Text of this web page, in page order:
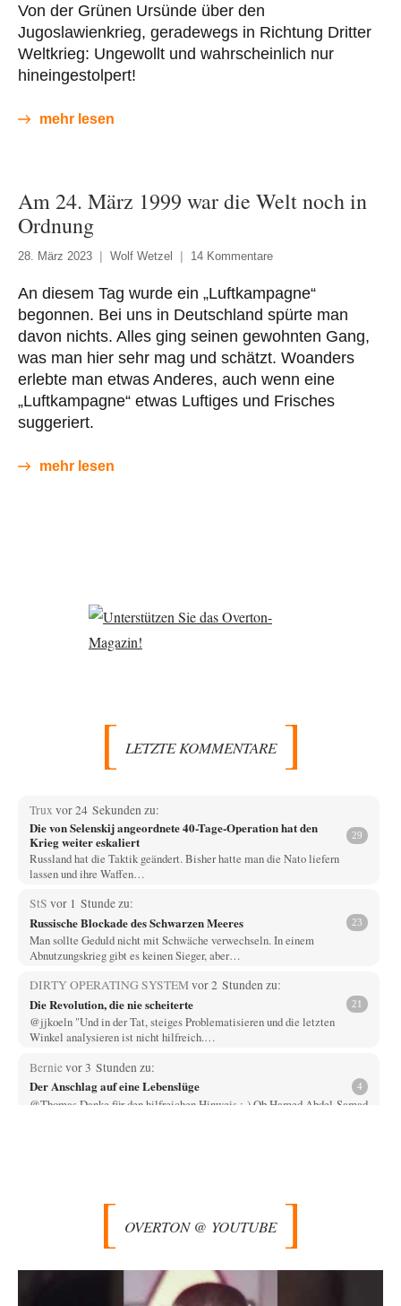
Von der Grünen Ursünde über den
Jugoslawienkrieg, geradewegs in Richtung Dritter
Weltkrieg: Ungewollt und wahrscheinlich nur
hineingestolpert!
mehr lesen
Am 24. März 1999 war die Welt noch in
Ordnung
28. März 2023 Wolf Wetzel 14 Kommentare
An diesem Tag wurde ein „Luftkampagne“
begonnen. Bei uns in Deutschland spürte man
davon nichts. Alles ging seinen gewohnten Gang,
was man hier sehr mag und schätzt. Woanders
erlebte man etwas Anderes, auch wenn eine
„Luftkampagne“ etwas Luftiges und Frisches
suggeriert.
mehr lesen
LETZTE KOMMENTARE
Trux vor 24 Sekunden zu:
Die von Selenskij angeordnete 40-Tage-Operation hat den
Krieg weiter eskaliert
29
Russland hat die Taktik geändert. Bisher hatte man die Nato liefern
lassen und ihre Waffen…
StS vor 1 Stunde zu:
Russische Blockade des Schwarzen Meeres 23
Man sollte Geduld nicht mit Schwäche verwechseln. In einem
Abnutzungskrieg gibt es keinen Sieger, aber…
DIRTY OPERATING SYSTEMvor 2 Stunden zu:
Die Revolution, die nie scheiterte 21
@jjkoeln "Und in der Tat, steiges Problematisieren und die letzten
Winkel analysieren ist nicht hilfreich.…
Bernievor 3 Stunden zu:
Der Anschlag auf eine Lebenslüge 4
@Thomas Danke für den hilfreichen Hinweis ;-) Ob Hamed Abdel-Samad
Frage: Wer besitzt die…
DIRTY OPERATING SYSTEM vor 4 Stunden zu:
Morgen kommt der Russe, wir müssen alle sterben!
@Russischer Hacker Selbstverständlich gibt es auch in Russland
Propaganda. Das würde ich nicht bestreiten wollen.…
OVERTON @ YOUTUBE